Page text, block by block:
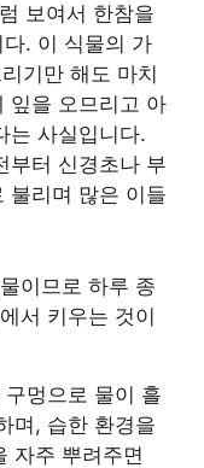
보여서 한참을
. 이 식물의 가
기만 해도 마치
잎을 오므리고 아
는 사실입니다.
부터 신경초나 부
불리며 많은 이들
이므로 하루 종
서 키우는 것이
멍으로 물이 흘
며, 습한 환경을
자주 뿌려주면